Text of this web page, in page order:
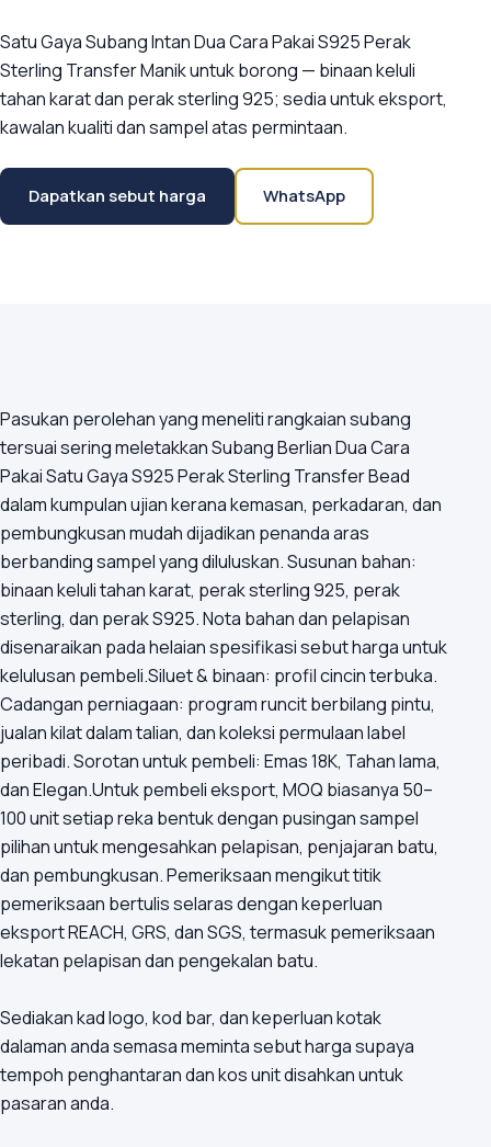
Satu Gaya Subang Intan Dua Cara Pakai S925 Perak
Sterling Transfer Manik untuk borong — binaan keluli
tahan karat dan perak sterling 925; sedia untuk eksport,
kawalan kualiti dan sampel atas permintaan.
Dapatkan sebut harga WhatsApp
Pasukan perolehan yang meneliti rangkaian subang
tersuai sering meletakkan Subang Berlian Dua Cara
Pakai Satu Gaya S925 Perak Sterling Transfer Bead
dalam kumpulan ujian kerana kemasan, perkadaran, dan
pembungkusan mudah dijadikan penanda aras
berbanding sampel yang diluluskan. Susunan bahan:
binaan keluli tahan karat, perak sterling 925, perak
sterling, dan perak S925. Nota bahan dan pelapisan
disenaraikan pada helaian spesifikasi sebut harga untuk
kelulusan pembeli.Siluet & binaan: profil cincin terbuka.
Cadangan perniagaan: program runcit berbilang pintu,
jualan kilat dalam talian, dan koleksi permulaan label
peribadi. Sorotan untuk pembeli: Emas 18K, Tahan lama,
dan Elegan.Untuk pembeli eksport, MOQ biasanya 50–
100 unit setiap reka bentuk dengan pusingan sampel
pilihan untuk mengesahkan pelapisan, penjajaran batu,
dan pembungkusan. Pemeriksaan mengikut titik
pemeriksaan bertulis selaras dengan keperluan
eksport REACH, GRS, dan SGS, termasuk pemeriksaan
lekatan pelapisan dan pengekalan batu.
Sediakan kad logo, kod bar, dan keperluan kotak
dalaman anda semasa meminta sebut harga supaya
tempoh penghantaran dan kos unit disahkan untuk
pasaran anda.